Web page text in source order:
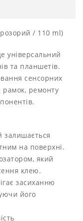
/ 110 ml)
універсальний
та планшетів.
сенсорних
рамок, ремонту
залишається
на поверхні.
який
клею.
засиханню
його